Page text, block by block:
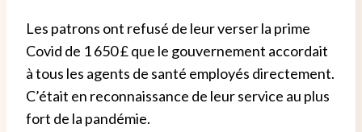
Les patrons ont refusé de leur verser la prime
Covid de 1 650 £ que le gouvernement accordait
à tous les agents de santé employés directement.
C’était en reconnaissance de leur service au plus
fort de la pandémie.